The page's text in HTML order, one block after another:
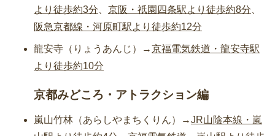
より徒歩約3分、 京阪・祇園四条駅より徒歩約8分、
阪急京都線・河原町駅より徒歩約12分
龍安寺（りょうあんじ）→京福電気鉄道・龍安寺駅
より徒歩約10分
京都みどころ・アトラクション編
嵐山竹林（あらしやまちくりん）→JR山陰本線・嵐